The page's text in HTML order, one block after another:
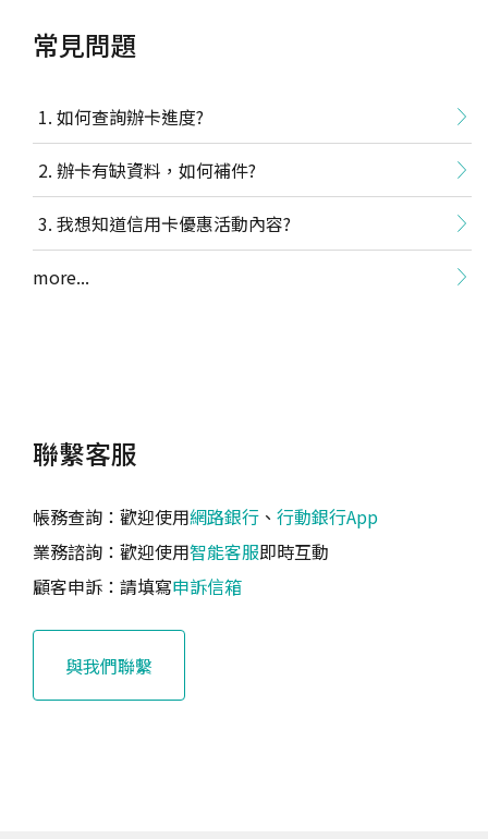
常見問題
如何查詢辦卡進度?
辦卡有缺資料，如何補件?
我想知道信用卡優惠活動內容?
more...
聯繫客服
帳務查詢：歡迎使用網路銀行 、 行動銀行App
業務諮詢：歡迎使用智能客服即時互動
顧客申訴：請填寫申訴信箱
與我們聯繫